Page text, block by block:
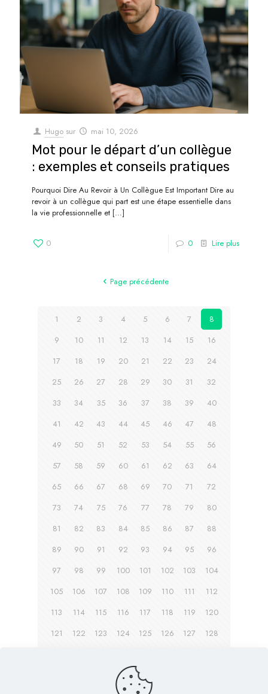
Hugo sur mai 10, 2026
Mot pour le départ d’un collègue
: exemples et conseils pratiques
Pourquoi Dire Au Revoir à Un Collègue Est Important Dire au
revoir à un collègue qui part est une étape essentielle dans
la vie professionnelle et […]
0 0 Lire plus
Page précédente
1 2 3 4 5 6 7
8
9
10 11 12 13 14 15
16
17
18 19 20 21 22 23
24
25
26 27 28 29 30 31
32
33
34 35 36 37 38 39
40
41
42 43 44 45 46 47
48
49
50 51 52 53 54 55
56
57
58 59 60 61 62 63
64
65
66 67 68 69 70 71
72
73
74 75 76 77 78 79
80
81
82 83 84 85 86 87
88
89
90 91 92 93 94 95
96
97
98 99 100 101 102 103
104
105
106 107 108 109 110 111
112
113
114 115 116 117 118 119
120
121
122 123 124 125 126 127
128
Page suivante